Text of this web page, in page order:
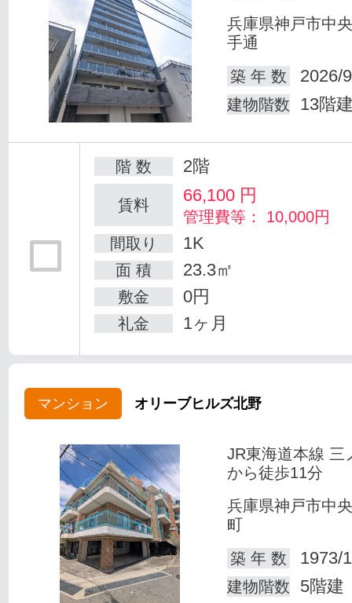
兵庫県神戸市中
手通
築 年 数
2026/
建物階数 13階
階 数 2階
賃料 66,100 円
管理費等： 10,000円
間取り
1K
面 積 23.3㎡
敷金 0円
礼金 1ヶ月
マンション オリーブヒルズ北野
JR東海道本線 三
から徒歩11分
兵庫県神戸市中
町
築 年 数
1973/
建物階数 5階建